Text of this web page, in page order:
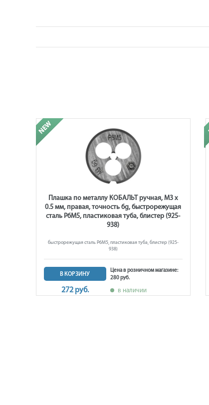
Плашка по металлу КОБАЛЬТ ручная, М3 х
0.5 мм, правая, точность 6g, быстрорежущая
сталь Р6М5, пластиковая туба, блистер (925-
938)
быстрорежущая сталь Р6М5, пластиковая туба, блистер (925-
938)
В КОРЗИНУ
272 руб.
Цена в розничном магазине:
280 руб.
в наличии